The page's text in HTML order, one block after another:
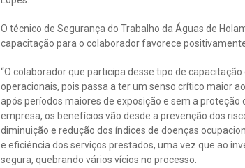
O técnico de Segurança do Trabalho da Águas de
capacitação para o colaborador favorece
“O colaborador que participa desse tipo de
operacionais, pois passa a ter um senso crítico maior
após períodos maiores de exposição e sem a
empresa, os benefícios vão desde a prevenção dos
diminuição e redução dos índices de doenças
e eficiência dos serviços prestados, uma vez que ao
segura, quebrando vários vícios no processo.